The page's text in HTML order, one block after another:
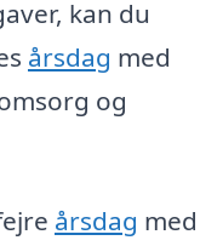
kan du
årsdag med
og
årsdag med